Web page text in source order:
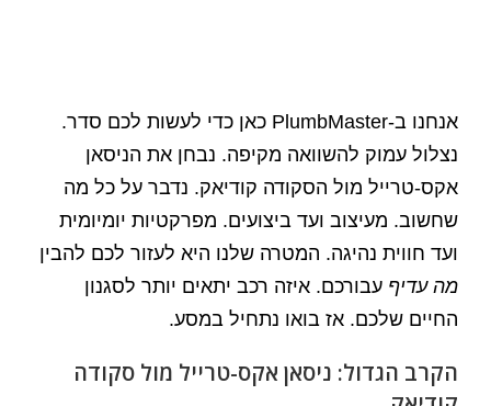
אנחנו ב-PlumbMaster כאן כדי לעשות לכם סדר.
נצלול עמוק להשוואה מקיפה. נבחן את הניסאן
אקס-טרייל מול הסקודה קודיאק. נדבר על כל מה
שחשוב. מעיצוב ועד ביצועים. מפרקטיות יומיומית
ועד חווית נהיגה. המטרה שלנו היא לעזור לכם להבין
מה עדיף עבורכם. איזה רכב יתאים יותר לסגנון
החיים שלכם. אז בואו נתחיל במסע.
הקרב הגדול: ניסאן אקס-טרייל מול סקודה